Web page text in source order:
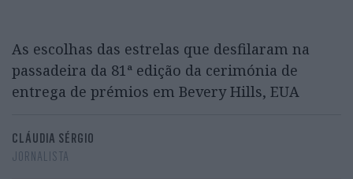
As escolhas das estrelas que desfilaram na
passadeira da 81ª edição da cerimónia de
entrega de prémios em Bevery Hills, EUA
CLÁUDIA SÉRGIO
JORNALISTA